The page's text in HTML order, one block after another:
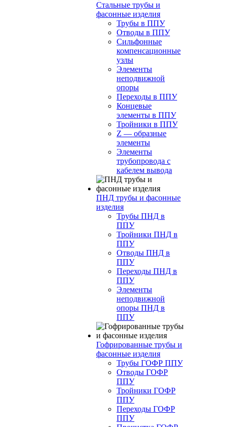
Стальные трубы и
фасонные изделия
Трубы в ППУ
Отводы в ППУ
Сильфонные
компенсационные
узлы
Элементы
неподвижной
опоры
Переходы в ППУ
Концевые
элементы в ППУ
Тройники в ППУ
Z — образные
элементы
Элементы
трубопровода с
кабелем вывода
ПНД трубы и фасонные
изделия
Трубы ПНД в
ППУ
Тройники ПНД в
ППУ
Отводы ПНД в
ППУ
Переходы ПНД в
ППУ
Элементы
неподвижной
опоры ПНД в
ППУ
Гофрированные трубы и
фасонные изделия
Трубы ГОФР ППУ
Отводы ГОФР
ППУ
Тройники ГОФР
ППУ
Переходы ГОФР
ППУ